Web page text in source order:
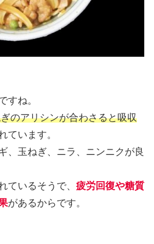
すね。
のアリシンが合わさると吸収
ています。
、玉ねぎ、ニラ、ニンニクが良
ているそうで、 疲労回復や糖質
があるからです。